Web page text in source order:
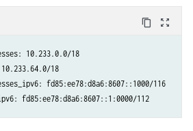
content_copy zoom_out_map
10.233.0.0/18
10.233.64.0/18
fd85:ee78:d8a6:8607::1000/116